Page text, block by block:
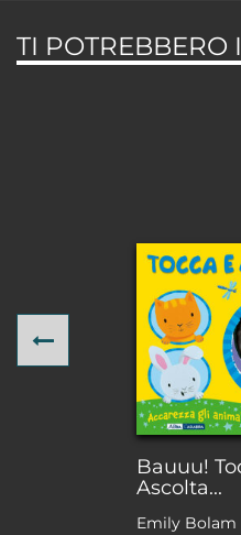
TI POTREBBERO
Bauuu!
Ascolta...
Emily Bolam
Previous